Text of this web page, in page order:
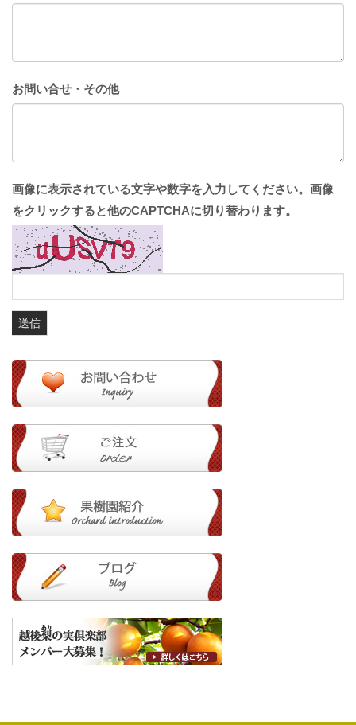
お問い合せ・その他
画像に表示されている文字や数字を入力してください。画像
をクリックすると他のCAPTCHAに切り替わります。